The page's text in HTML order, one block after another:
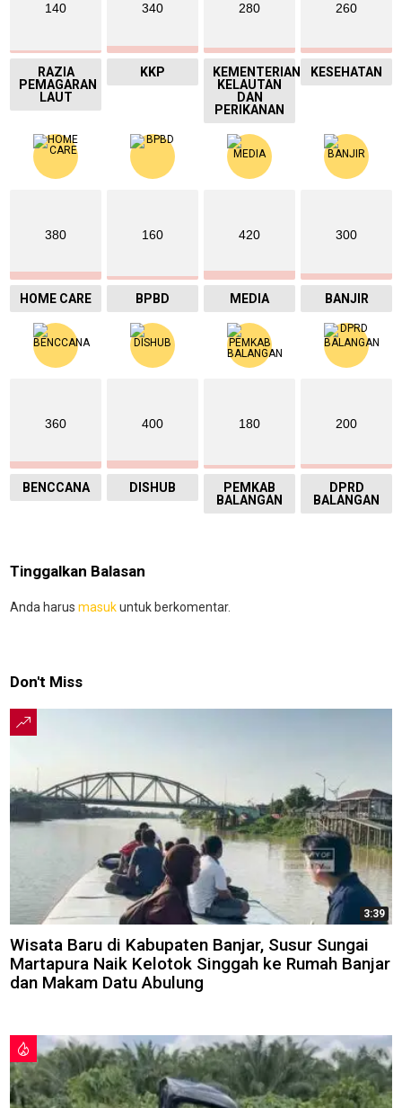
140
RAZIA
PEMAGARAN
LAUT
340
KKP
280
KEMENTERIAN
KELAUTAN
DAN
PERIKANAN
260
KESEHATAN
380
HOME CARE
160
BPBD
420
MEDIA
300
BANJIR
360
BENCCANA
400
DISHUB
180
PEMKAB
BALANGAN
200
DPRD
BALANGAN
Tinggalkan Balasan
Anda harus masukuntuk berkomentar.
Don't Miss
3:39
Wisata Baru di Kabupaten Banjar, Susur Sungai
Martapura Naik Kelotok Singgah ke Rumah Banjar
dan Makam Datu Abulung